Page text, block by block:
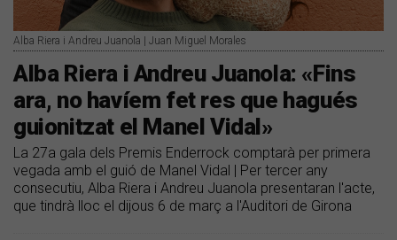
Alba Riera i Andreu Juanola | Juan Miguel Morales
Alba Riera i Andreu Juanola: «Fins
ara, no havíem fet res que hagués
guionitzat el Manel Vidal»
La 27a gala dels Premis Enderrock comptarà per primera
vegada amb el guió de Manel Vidal | Per tercer any
consecutiu, Alba Riera i Andreu Juanola presentaran l'acte,
que tindrà lloc el dijous 6 de març a l'Auditori de Girona